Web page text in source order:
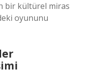
bir kültürel miras
oyununu